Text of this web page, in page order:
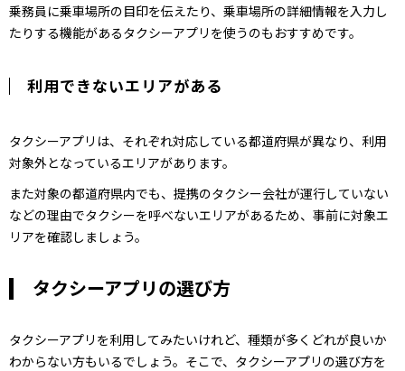
乗務員に乗車場所の目印を伝えたり、乗車場所の詳細情報を入力し
たりする機能があるタクシーアプリを使うのもおすすめです。
利用できないエリアがある
タクシーアプリは、それぞれ対応している都道府県が異なり、利用
対象外となっているエリアがあります。
また対象の都道府県内でも、提携のタクシー会社が運行していない
などの理由でタクシーを呼べないエリアがあるため、事前に対象エ
リアを確認しましょう。
タクシーアプリの選び方
タクシーアプリを利用してみたいけれど、種類が多くどれが良いか
わからない方もいるでしょう。そこで、タクシーアプリの選び方を